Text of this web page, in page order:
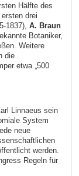
Hälfte des
drei
1837), A. Braun
Botaniker,
Weitere
die
etwa „500
Linnaeus sein
System
neue
werden.
Regeln für